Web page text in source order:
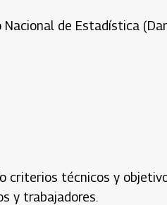
de Estadística
criterios técnicos y
y trabajadores.